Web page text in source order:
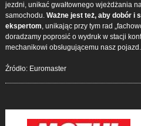
jezdni, unikać gwałtownego wjeżdżania
samochodu. Ważne jest też, aby dobór i
ekspertom, unikając przy tym rad
doradzamy poprosić o wydruk w stacji
mechanikowi obsługującemu nasz pojazd.
Źródło: Euromaster